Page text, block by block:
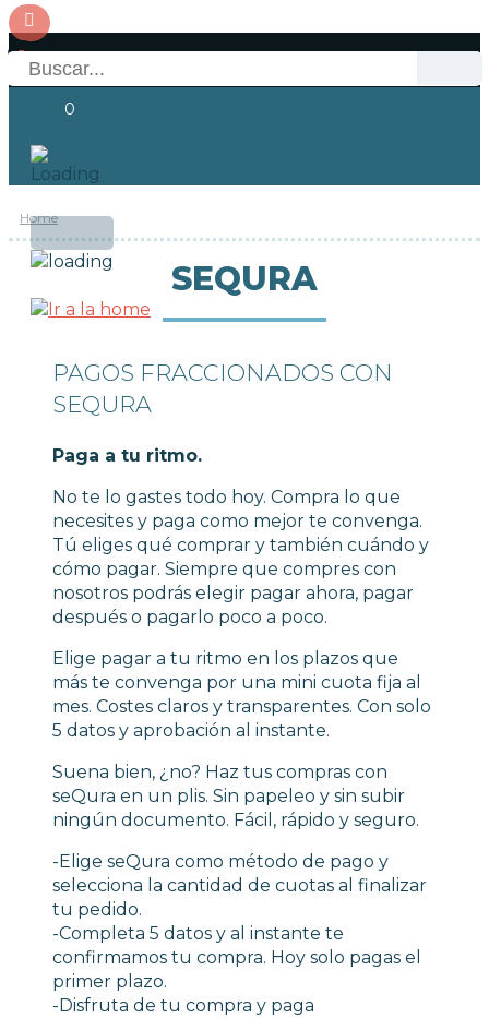
0
Acceso
Home
SEQURA
PAGOS FRACCIONADOS CON
SEQURA
Paga a tu ritmo.
No te lo gastes todo hoy. Compra lo que
necesites y paga como mejor te convenga.
Tú eliges qué comprar y también cuándo y
cómo pagar. Siempre que compres con
nosotros podrás elegir pagar ahora, pagar
después o pagarlo poco a poco.
Elige pagar a tu ritmo en los plazos que
más te convenga por una mini cuota fija al
mes. Costes claros y transparentes. Con solo
5 datos y aprobación al instante.
Suena bien, ¿no? Haz tus compras con
seQura en un plis. Sin papeleo y sin subir
ningún documento. Fácil, rápido y seguro.
-Elige seQura como método de pago y
selecciona la cantidad de cuotas al finalizar
tu pedido.
-Completa 5 datos y al instante te
confirmamos tu compra. Hoy solo pagas el
primer plazo.
-Disfruta de tu compra y paga